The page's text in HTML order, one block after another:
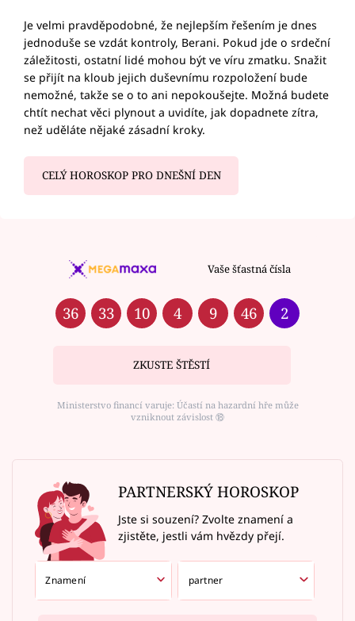
Je velmi pravděpodobné, že nejlepším řešením je dnes
jednoduše se vzdát kontroly, Berani. Pokud jde o srdeční
záležitosti, ostatní lidé mohou být ve víru zmatku. Snažit
se přijít na kloub jejich duševnímu rozpoložení bude
nemožné, takže se o to ani nepokoušejte. Možná budete
chtít nechat věci plynout a uvidíte, jak dopadnete zítra,
než uděláte nějaké zásadní kroky.
CELÝ HOROSKOP PRO DNEŠNÍ DEN
Vaše šťastná čísla
36 33 10 4 9 46 2
ZKUSTE ŠTĚSTÍ
Ministerstvo financí varuje: Účastí na hazardní hře může
vzniknout závislost ⑱
PARTNERSKÝ HOROSKOP
Jste si souzení? Zvolte znamení a
zjistěte, jestli vám hvězdy přejí.